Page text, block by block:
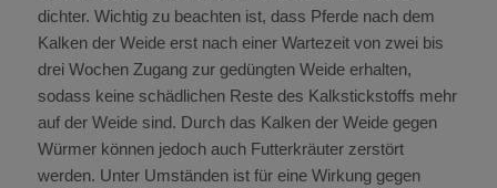
dichter. Wichtig zu beachten ist, dass Pferde nach dem
Kalken der Weide erst nach einer Wartezeit von zwei bis
drei Wochen Zugang zur gedüngten Weide erhalten,
sodass keine schädlichen Reste des Kalkstickstoffs mehr
auf der Weide sind. Durch das Kalken der Weide gegen
Würmer können jedoch auch Futterkräuter zerstört
werden. Unter Umständen ist für eine Wirkung gegen